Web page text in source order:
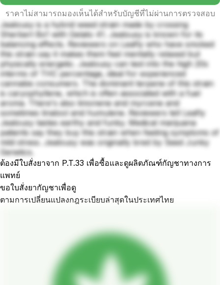
ราคาไม่สามารถมองเห็นได้สำหรับบัญชีที่ไม่ผ่านการตรวจสอบ
Jealousy is a hybrid weed strain made by crossing
Sherbert Bx1 with Gelato 41. Jealousy is known for its
balancing effects. Reviewers on Leafly who have smoked
this strain say it makes them feel mentally relaxed but
physically energetic. Jealousy can test into the high 20s
interms of THC percentage, ideal for experienced
cannabis consumers. The dominant terpene of this strain
is caryophyllene, which is often associated with a fuel
aroma. There's also limonene and myrcene and
sometimes linalool and humulene. Reviewers tell Leafly
Jealousy tastes earthy and funky. Medical marijuana
patients say they buy this strain when feeling symptoms of
mild stress. Jealousy was originally bred by Seed Junky
Genetics.
ต้องมีใบสั่งยาจาก P.T.33 เพื่อซื้อและดูผลิตภัณฑ์กัญชาทางการ
แพทย์
ขอใบสั่งยากัญชาเพื่อดู
ตามการเปลี่ยนแปลงกฎระเบียบล่าสุดในประเทศไทย